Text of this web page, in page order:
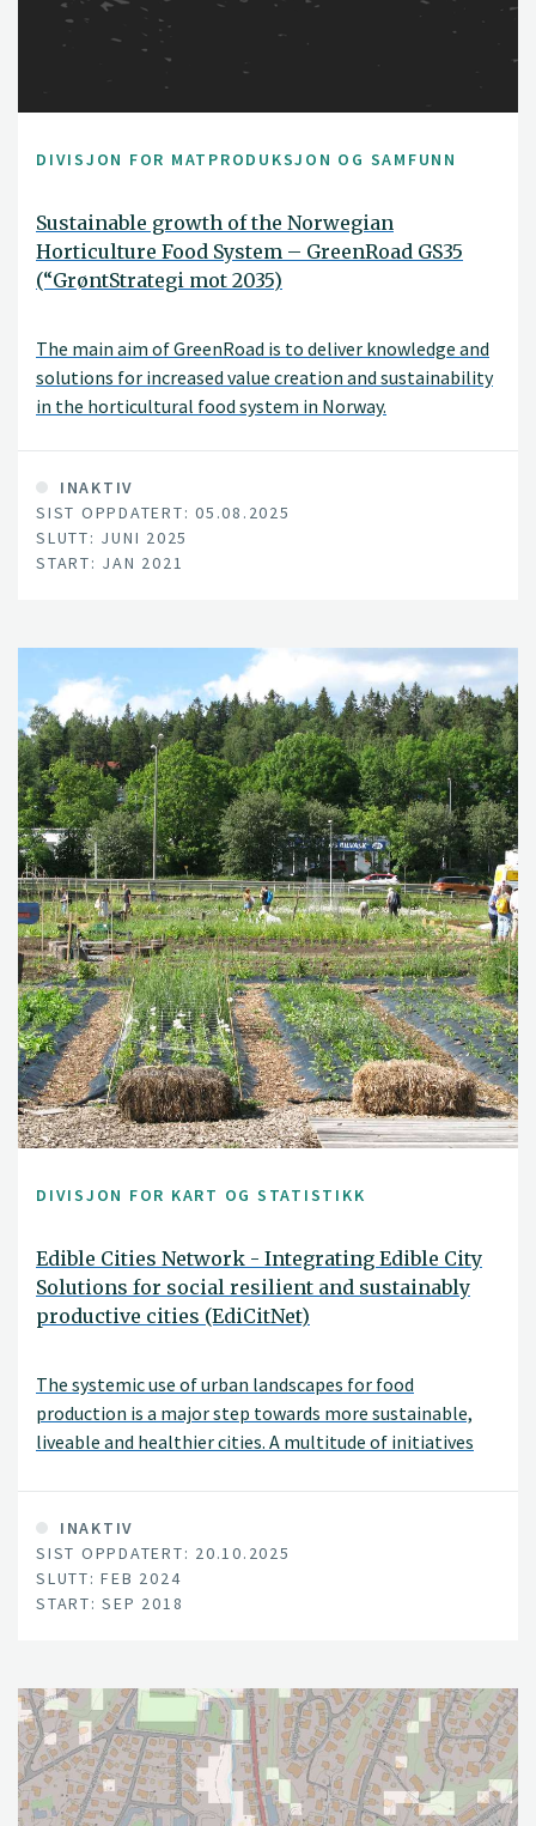
DIVISJON FOR MATPRODUKSJON OG SAMFUNN
Sustainable growth of the Norwegian
Horticulture Food System – GreenRoad GS35
(“GrøntStrategi mot 2035)
The main aim of GreenRoad is to deliver knowledge and
solutions for increased value creation and sustainability
in the horticultural food system in Norway.
INAKTIV
SIST OPPDATERT: 05.08.2025
SLUTT: JUNI 2025
START: JAN 2021
DIVISJON FOR KART OG STATISTIKK
Edible Cities Network - Integrating Edible City
Solutions for social resilient and sustainably
productive cities (EdiCitNet)
The systemic use of urban landscapes for food
production is a major step towards more sustainable,
liveable and healthier cities. A multitude of initiatives
forming a global movement of Edible Cities. Their
products, activities and services – the Edible City
Solutions (ECS) - empower loca lcommunities to
overcome social problems by their inclusive and
participatory dynamics and to create new green
INAKTIV
SIST OPPDATERT: 20.10.2025
SLUTT: FEB 2024
START: SEP 2018